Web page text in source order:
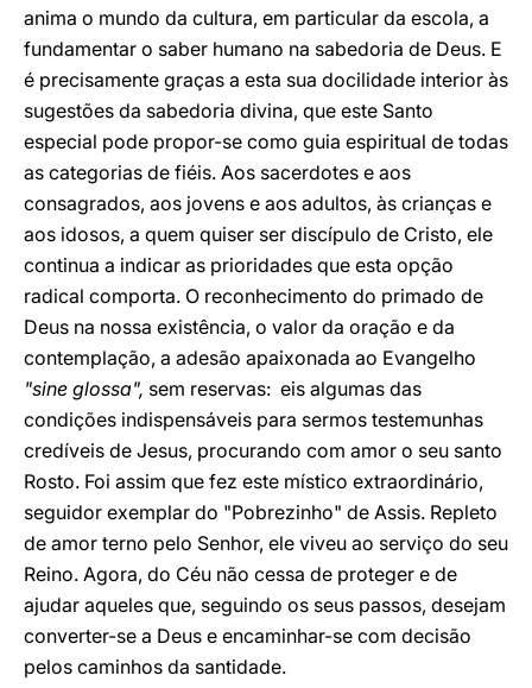
anima o mundo da cultura, em particular da escola, a
fundamentar o saber humano na sabedoria de Deus. E
é precisamente graças a esta sua docilidade interior às
sugestões da sabedoria divina, que este Santo
especial pode propor-se como guia espiritual de todas
as categorias de fiéis. Aos sacerdotes e aos
consagrados, aos jovens e aos adultos, às crianças e
aos idosos, a quem quiser ser discípulo de Cristo, ele
continua a indicar as prioridades que esta opção
radical comporta. O reconhecimento do primado de
Deus na nossa existência, o valor da oração e da
contemplação, a adesão apaixonada ao Evangelho
"sine glossa", sem reservas: eis algumas das
condições indispensáveis para sermos testemunhas
credíveis de Jesus, procurando com amor o seu santo
Rosto. Foi assim que fez este místico extraordinário,
seguidor exemplar do "Pobrezinho" de Assis. Repleto
de amor terno pelo Senhor, ele viveu ao serviço do seu
Reino. Agora, do Céu não cessa de proteger e de
ajudar aqueles que, seguindo os seus passos, desejam
converter-se a Deus e encaminhar-se com decisão
pelos caminhos da santidade.